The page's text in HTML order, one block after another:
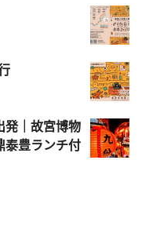
発｜故宮博物
泰豊ランチ付